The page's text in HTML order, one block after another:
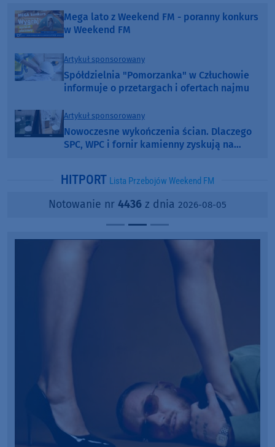
Mega lato z Weekend FM - poranny konkurs
w Weekend FM
Artykuł sponsorowany
Spółdzielnia "Pomorzanka" w Człuchowie
informuje o przetargach i ofertach najmu
Artykuł sponsorowany
Nowoczesne wykończenia ścian. Dlaczego
SPC, WPC i fornir kamienny zyskują na
HITPORT Lista Przebojów Weekend FM
Notowanie nr 4436 z dnia 2026-08-05